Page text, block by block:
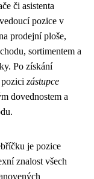
či asistenta
pozice v
prodejní ploše,
sortimentem a
Po získání
zástupce
dovednostem a
je pozice
znalost všech